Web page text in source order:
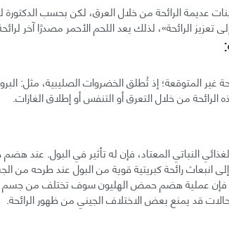
عديمة الرائحة من خلال العرق، لكن بحسب
الرائحة»، لذلك يعد اللحم الأحمر مصدرًا آخر
المتوقعة؛ إذ تُطلق الخضروات الصليبية، مثل:
من خلال التعرق أو التنفس أو إطلاق الغازات.
النباتي المعتاد، فإن له تأثير في البول. عند
انبعاث رائحة كبريتية قوية من البول عند طرحه من
عملية هضم حمض الهليون سوف تختلف من جسم
قد يمنع بعض الاختلاف الجيني من ظهور الرائحة.